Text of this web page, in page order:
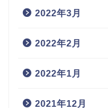
2022年3月
2022年2月
2022年1月
2021年12月